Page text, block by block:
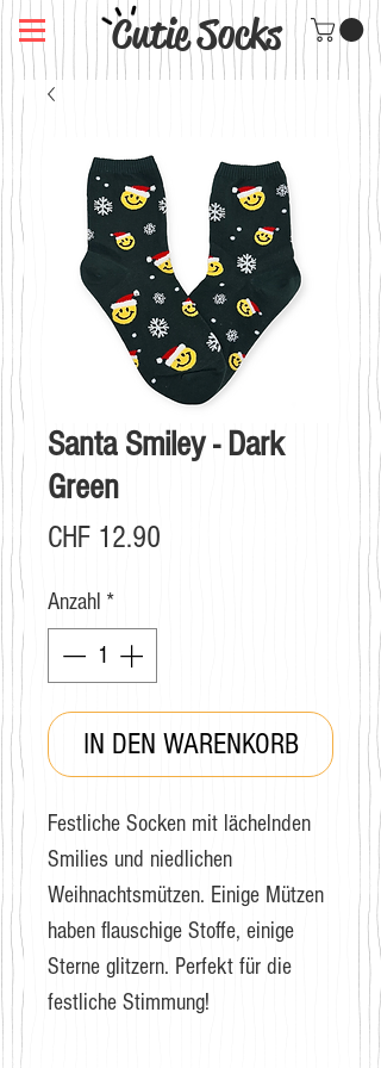
Cutie Socks
Santa Smiley - Dark
Green
CHF 12.90
Anzahl *
IN DEN WARENKORB
Festliche Socken mit lächelnden
Smilies und niedlichen
Weihnachtsmützen. Einige Mützen
haben flauschige Stoffe, einige
Sterne glitzern. Perfekt für die
festliche Stimmung!